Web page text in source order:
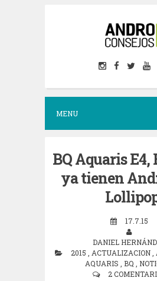
MENU
BQ Aquaris E4,
ya tienen
17.7.15
DANIEL
2015
ACTUALIZACION
AQUARIS
BQ
2